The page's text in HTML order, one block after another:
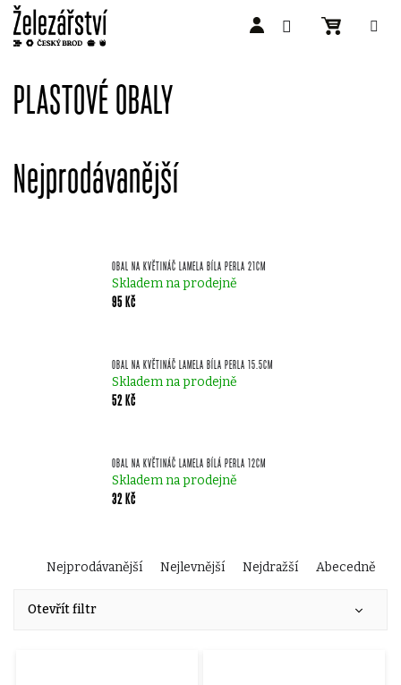
obsahPLASTOVÉ OBALY
Nejprodávanější
OBAL NA KVĚTINÁČ LAMELA BÍLA PERLA 21CM
Skladem na prodejně
95 Kč
OBAL NA KVĚTINÁČ LAMELA BÍLA PERLA 15.5CM
Skladem na prodejně
52 Kč
OBAL NA KVĚTINÁČ LAMELA BÍLÁ PERLA 12CM
Skladem na prodejně
32 Kč
Ř
a
Nejprodávanější Nejlevnější Nejdražší Abecedně
Otevřít filtr